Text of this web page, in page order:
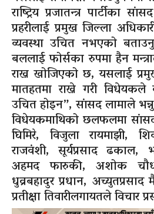
राष्ट्रिय प्रजातन्त्र पार्टीका
प्रहरीलाई प्रमुख जिल्ला
व्यवस्था उचित नभएको
बललाई फोर्सका रुपमा हैन
राख्न खोजिएको छ, यसलाई
मातहतमा राख्ने गरी
उचित होइन”, सांसद लामाले
विधेयकमाथिको छलफलमा
घिमिरे, विजुला रायमाझी,
राजवंशी, सूर्यप्रसाद ढकाल,
अहमद फारुकी, अशोक
धुव्रबहादुर प्रधान,
प्रतीक्षा तिवारीलगायतले विचार